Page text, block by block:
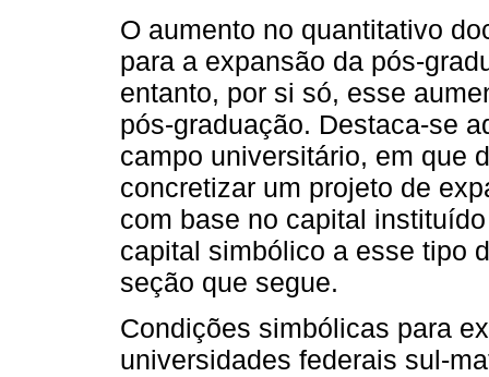
O aumento no quantitativo
para a expansão da pós-
entanto, por si só, esse
pós-graduação. Destaca-se
campo universitário, em que
concretizar um projeto de
com base no capital
capital simbólico a esse tipo
seção que segue.
Condições simbólicas para
universidades federais sul-